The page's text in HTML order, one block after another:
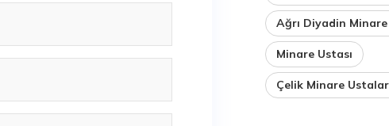
Ağrı Diyadin
Minare Ustası
Çelik Minare